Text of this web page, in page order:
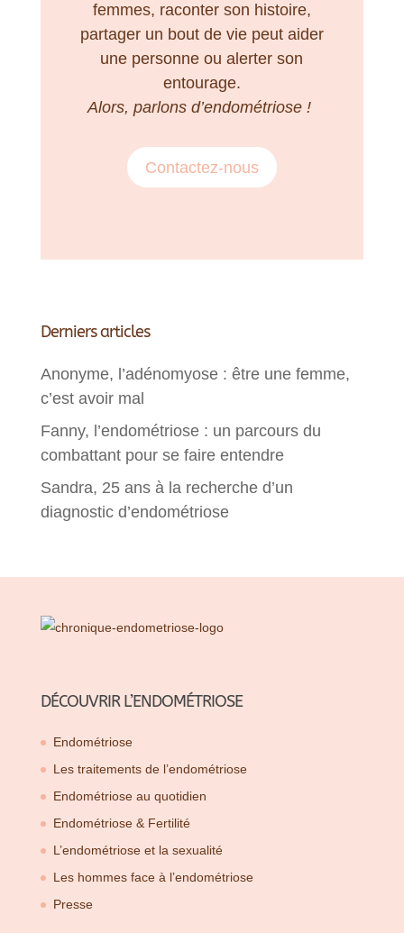
femmes, raconter son histoire,
partager un bout de vie peut aider
une personne ou alerter son
entourage.
Alors, parlons d’endométriose !
Contactez-nous
Derniers articles
Anonyme, l’adénomyose : être une femme,
c’est avoir mal
Fanny, l’endométriose : un parcours du
combattant pour se faire entendre
Sandra, 25 ans à la recherche d’un
diagnostic d’endométriose
DÉCOUVRIR L’ENDOMÉTRIOSE
Endométriose
Les traitements de l’endométriose
Endométriose au quotidien
Endométriose & Fertilité
L’endométriose et la sexualité
Les hommes face à l’endométriose
Presse